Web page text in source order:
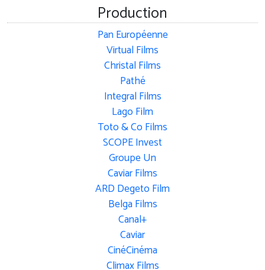
Production
Pan Européenne
Virtual Films
Christal Films
Pathé
Integral Films
Lago Film
Toto & Co Films
SCOPE Invest
Groupe Un
Caviar Films
ARD Degeto Film
Belga Films
Canal+
Caviar
CinéCinéma
Climax Films